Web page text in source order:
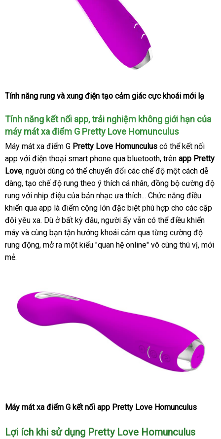
Tính năng rung xưởng
và xung điện tạo cảm giác cực khoái mới lạ
Tính năng kết nối appan
toàn
, trải nghiệm không giới hạn tiết
của
máy mát xa điểm G Pretty Love Homunculus
Máy mát xa điểm G Pretty Love Homunculus ở
đâu
uy
tín
có thể kết nối
app tư
vấn
với điện thoại smart phone qua bluetooth, trên app Pretty
Lovevận
chuyển
, người dùng giá
sỉ
có thể chuyển đổi tiết
kiệm
các chế độ một cách dễ
dàngthanh
lý
, tạo chế độ rung theo ý thích cá nhângiá
bán
, đồng bộ cường độ
rung shopee
với nhịp điệu giảm
giá
của bản nhạc ưa thích..đăng
ký
. Chức năng điều
khiển qua app là điểm cộng lớn lắp
đặt
đặc biệt phù hợp cho sản
xuất
các cặp
đôi yêu xahỗ
trợ
. Dù ở bất kỳ đâuhàng
giả
, người ấy chiết
khấu
vẫn nơi
nào
có thể điều khiển
máy Úc
và cùng bạn tận hưởng khoái cảm qua từng cường độ
rung độngrẻ
, mở ra một kiểu "quan hệ online" vô cùng thú vịmiễn
, mới
mẻ.
Máy mát xa điểm G kết nối app Pretty Love Homunculus
Lợi ích khi sử dụng Pretty Love Homunculus